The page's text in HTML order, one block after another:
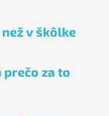
v škôlke
prečo za to